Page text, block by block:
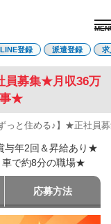
LINE登録 派遣登録 求
員募集★月収36万
事★
ずっと住める♪】★正社
与年2回＆昇給あり★
で約8分の職場★
応募方法